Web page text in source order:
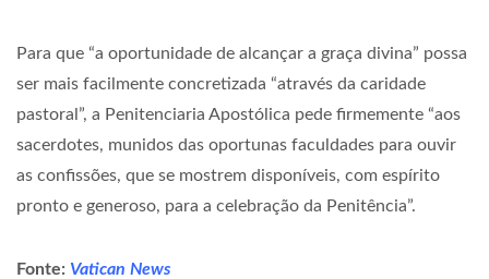
Para que “a oportunidade de alcançar a graça divina” possa
ser mais facilmente concretizada “através da caridade
pastoral”, a Penitenciaria Apostólica pede firmemente “aos
sacerdotes, munidos das oportunas faculdades para ouvir
as confissões, que se mostrem disponíveis, com espírito
pronto e generoso, para a celebração da Penitência”.
Fonte: Vatican News